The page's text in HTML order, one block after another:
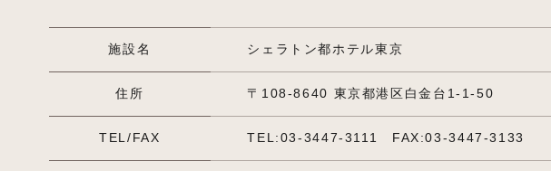
施設名 シェラトン都ホテル東京
住所 〒108-8640 東京都港区白金台1-1-50
TEL/FAX TEL:03-3447-3111 FAX:03-3447-3133